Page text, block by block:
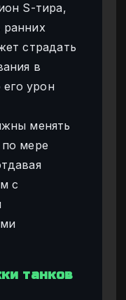
S-тира,
страдать
в
его урон
менять
мере
с
танков